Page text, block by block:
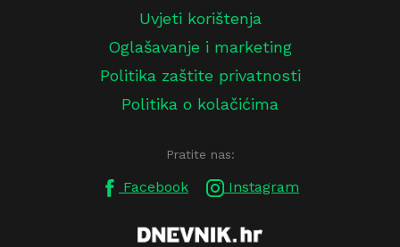
Uvjeti korištenja
Oglašavanje i marketing
Politika zaštite privatnosti
Politika o kolačićima
Pratite nas:
Facebook Instagram